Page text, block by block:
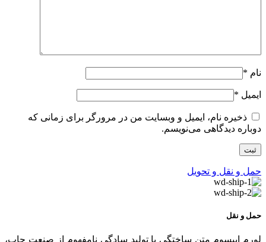
نام *
ایمیل *
ذخیره نام، ایمیل و وبسایت من در مرورگر برای زمانی که
دوباره دیدگاهی می‌نویسم.
حمل و نقل و تحویل
حمل و نقل
لورم ایپسوم متن ساختگی با تولید سادگی نامفهوم از صنعت چاپ،